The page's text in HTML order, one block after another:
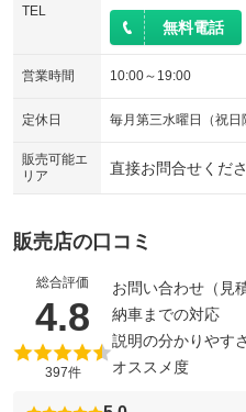
TEL
無料電話
営業時間 10:00～19:00
定休日 毎月第三水曜日（祝
販売可能エ
リア
直接お問合せくだ
販売店の口コミ
総合評価
4.8 （5点満
397件
お問い合わせ（見
納車までの対応
説明の分かりやすさ
オススメ度